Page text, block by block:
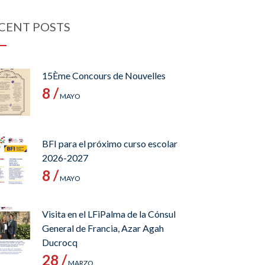
POSTS
15Ème Concours de Nouvelles
8 /MAYO
BFI para el próximo curso escolar
2026-2027
8 /MAYO
Visita en el LFiPalma de la Cónsul
General de Francia, Azar Agah
Ducrocq
28 /MARZO